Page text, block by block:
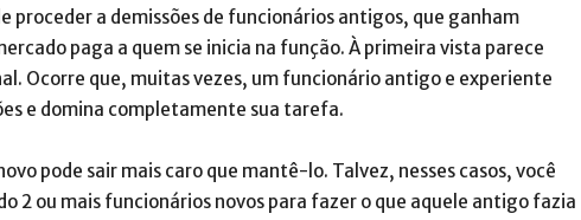
proceder a demissões de funcionários antigos, que ganham
paga a quem se inicia na função. À primeira vista parece
Ocorre que, muitas vezes, um funcionário antigo e experiente
e domina completamente sua tarefa.
pode sair mais caro que mantê-lo. Talvez, nesses casos, você
2 ou mais funcionários novos para fazer o que aquele antigo fazia